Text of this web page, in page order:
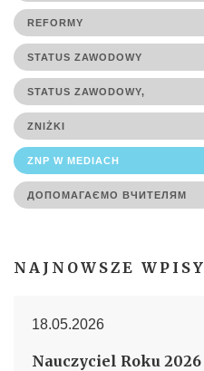
REFORMY
STATUS ZAWODOWY
STATUS ZAWODOWY,
ZNIŻKI
ZNP W MEDIACH
ДОПОМАГАЄМО ВЧИТЕЛЯМ
NAJNOWSZE WPISY
18.05.2026
Nauczyciel Roku 2026